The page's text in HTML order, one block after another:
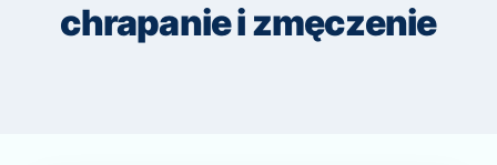
chrapanie i zmęczenie